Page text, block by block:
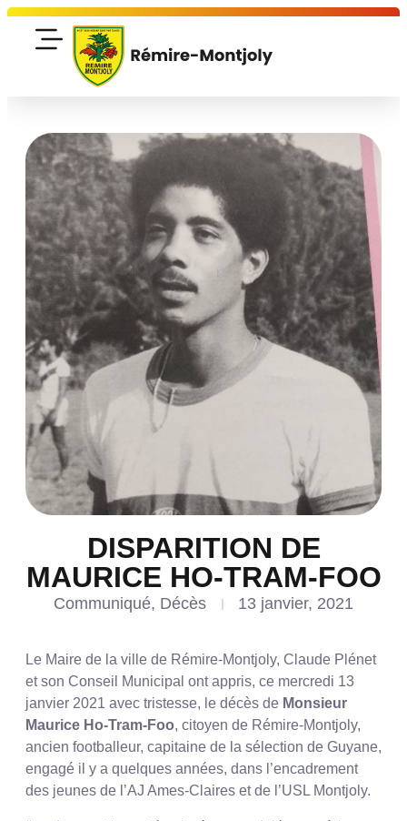
DISPARITION DE
MAURICE HO-TRAM-FOO
Communiqué, Décès 13 janvier, 2021
Le Maire de la ville de Rémire-Montjoly, Claude Plénet
et son Conseil Municipal ont appris, ce mercredi 13
janvier 2021 avec tristesse, le décès de Monsieur
Maurice Ho-Tram-Foo, citoyen de Rémire-Montjoly,
ancien footballeur, capitaine de la sélection de Guyane,
engagé il y a quelques années, dans l’encadrement
des jeunes de l’AJ Ames-Claires et de l’USL Montjoly.